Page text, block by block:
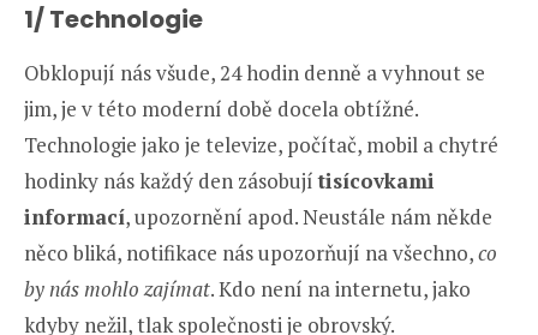
1/ Technologie
Obklopují nás všude, 24 hodin denně a vyhnout se
jim, je v této moderní době docela obtížné.
Technologie jako je televize, počítač, mobil a chytré
hodinky nás každý den zásobujítisícovkami
informací, upozornění apod. Neustále nám někde
něco bliká, notifikace nás upozorňují na všechno,co
by nás mohlo zajímat. Kdo není na internetu, jako
kdyby nežil, tlak společnosti je obrovský.